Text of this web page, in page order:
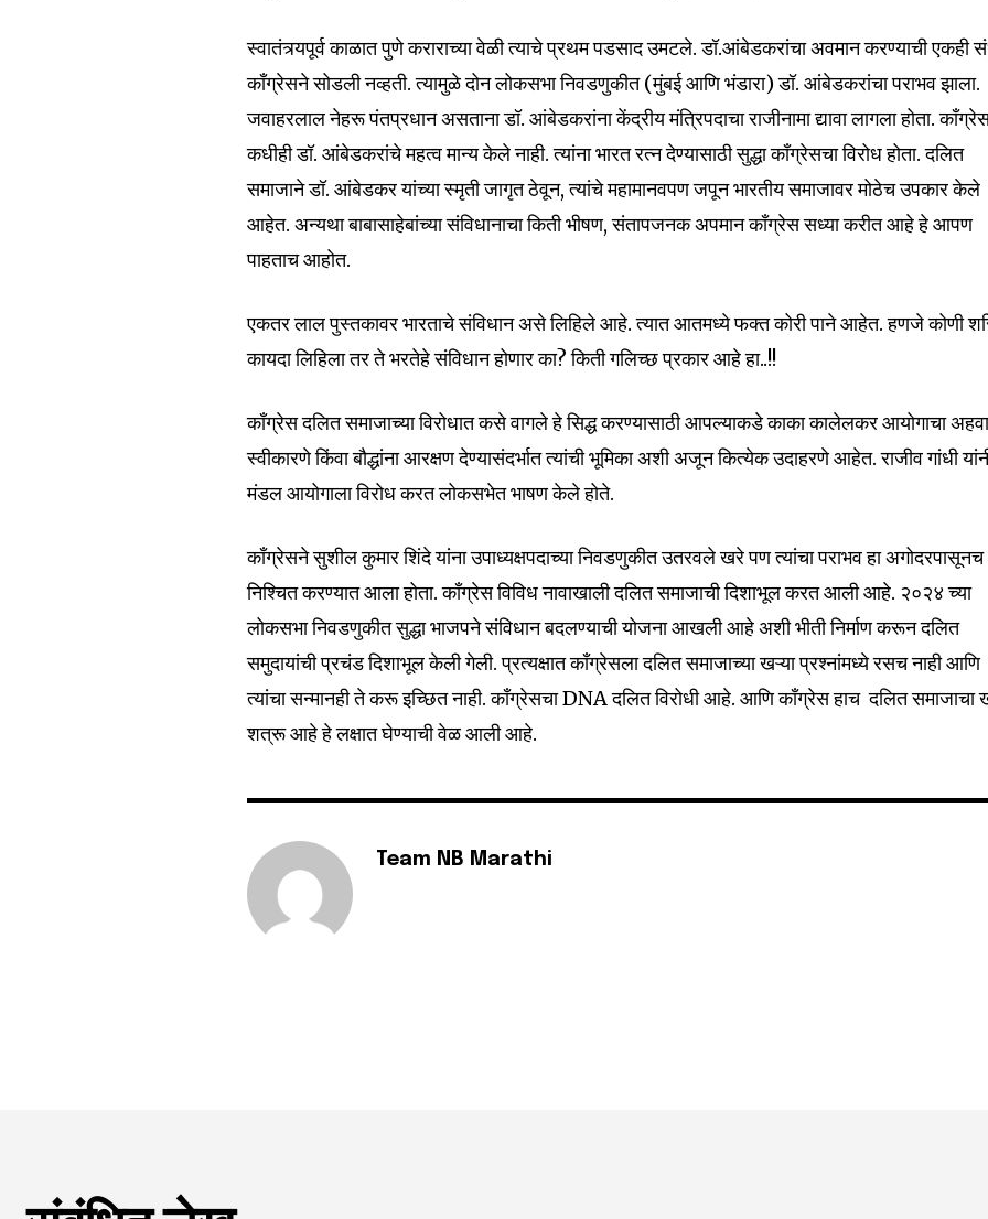
स्वातंत्र्यपूर्व काळात पुणे कराराच्या वेळी त्याचे प्रथम पडसाद उमटले. डॉ.आंबेडकरांचा अवमान करण्याची एकही
काँग्रेसने सोडली नव्हती. त्यामुळे दोन लोकसभा निवडणुकीत (मुंबई आणि भंडारा) डॉ. आंबेडकरांचा पराभव झाला.
जवाहरलाल नेहरू पंतप्रधान असताना डॉ. आंबेडकरांना केंद्रीय मंत्रिपदाचा राजीनामा द्यावा लागला होता.
कधीही डॉ. आंबेडकरांचे महत्व मान्य केले नाही. त्यांना भारत रत्न देण्यासाठी सुद्धा काँग्रेसचा विरोध होता. दलित
समाजाने डॉ. आंबेडकर यांच्या स्मृती जागृत ठेवून, त्यांचे महामानवपण जपून भारतीय समाजावर मोठेच उपकार केले
आहेत. अन्यथा बाबासाहेबांच्या संविधानाचा किती भीषण, संतापजनक अपमान काँग्रेस सध्या करीत आहे हे आपण
पाहताच आहोत.
एकतर लाल पुस्तकावर भारताचे संविधान असे लिहिले आहे. त्यात आतमध्ये फक्त कोरी पाने आहेत. हणजे कोणी
कायदा लिहिला तर ते भरतेहे संविधान होणार का? किती गलिच्छ प्रकार आहे हा..!!
काँग्रेस दलित समाजाच्या विरोधात कसे वागले हे सिद्ध करण्यासाठी आपल्याकडे काका कालेलकर आयोगाचा
स्वीकारणे किंवा बौद्धांना आरक्षण देण्यासंदर्भात त्यांची भूमिका अशी अजून कित्येक उदाहरणे आहेत. राजीव गांधी
मंडल आयोगाला विरोध करत लोकसभेत भाषण केले होते.
काँग्रेसने सुशील कुमार शिंदे यांना उपाध्यक्षपदाच्या निवडणुकीत उतरवले खरे पण त्यांचा पराभव हा अगोदरपासूनच
निश्चित करण्यात आला होता. काँग्रेस विविध नावाखाली दलित समाजाची दिशाभूल करत आली आहे. २०२४ च्या
लोकसभा निवडणुकीत सुद्धा भाजपने संविधान बदलण्याची योजना आखली आहे अशी भीती निर्माण करून दलित
समुदायांची प्रचंड दिशाभूल केली गेली. प्रत्यक्षात काँग्रेसला दलित समाजाच्या खऱ्या प्रश्नांमध्ये रसच नाही आणि
त्यांचा सन्मानही ते करू इच्छित नाही. काँग्रेसचा DNA दलित विरोधी आहे. आणि काँग्रेस हाच दलित समाजाचा
शत्रू आहे हे लक्षात घेण्याची वेळ आली आहे.
Team NB Marathi